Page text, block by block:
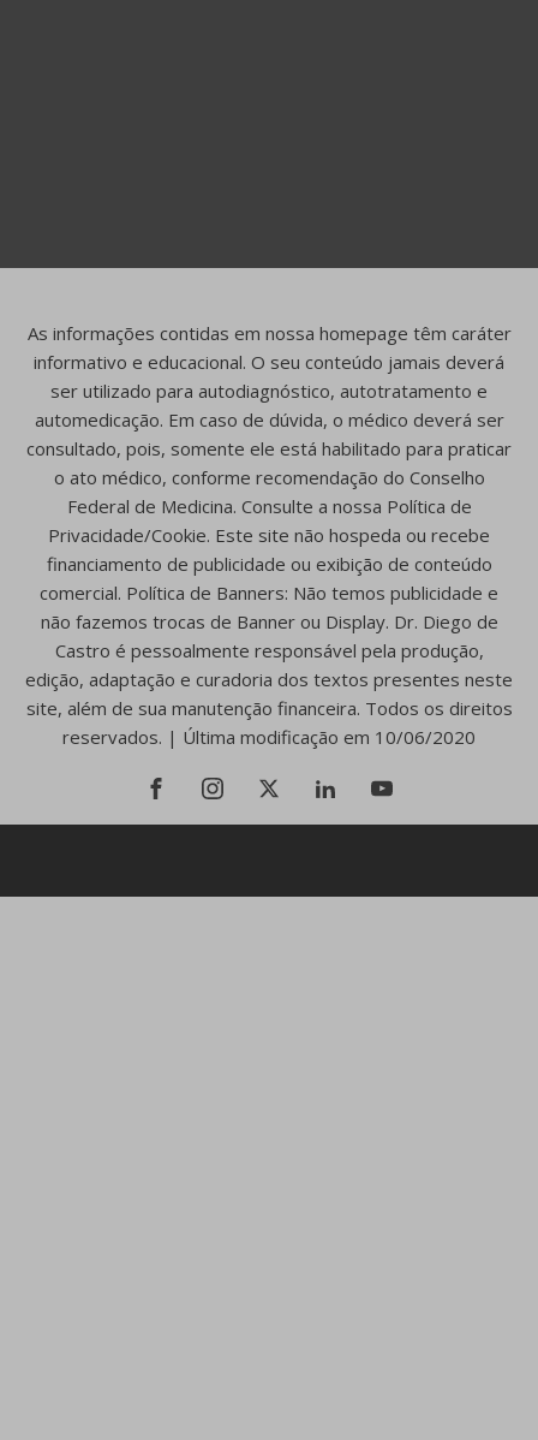
As informações contidas em nossa homepage têm caráter
informativo e educacional. O seu conteúdo jamais deverá
ser utilizado para autodiagnóstico, autotratamento e
automedicação. Em caso de dúvida, o médico deverá ser
consultado, pois, somente ele está habilitado para praticar
o ato médico, conforme recomendação do Conselho
Federal de Medicina. Consulte a nossa Política de
Privacidade/Cookie. Este site não hospeda ou recebe
financiamento de publicidade ou exibição de conteúdo
comercial. Política de Banners: Não temos publicidade e
não fazemos trocas de Banner ou Display. Dr. Diego de
Castro é pessoalmente responsável pela produção,
edição, adaptação e curadoria dos textos presentes neste
site, além de sua manutenção financeira. Todos os direitos
reservados. | Última modificação em 10/06/2020